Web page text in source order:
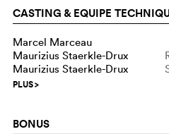
CASTING & EQUIPE
Marcel Marceau
Maurizius Staerkle-Drux
Maurizius Staerkle-Drux
PLUS>
BONUS